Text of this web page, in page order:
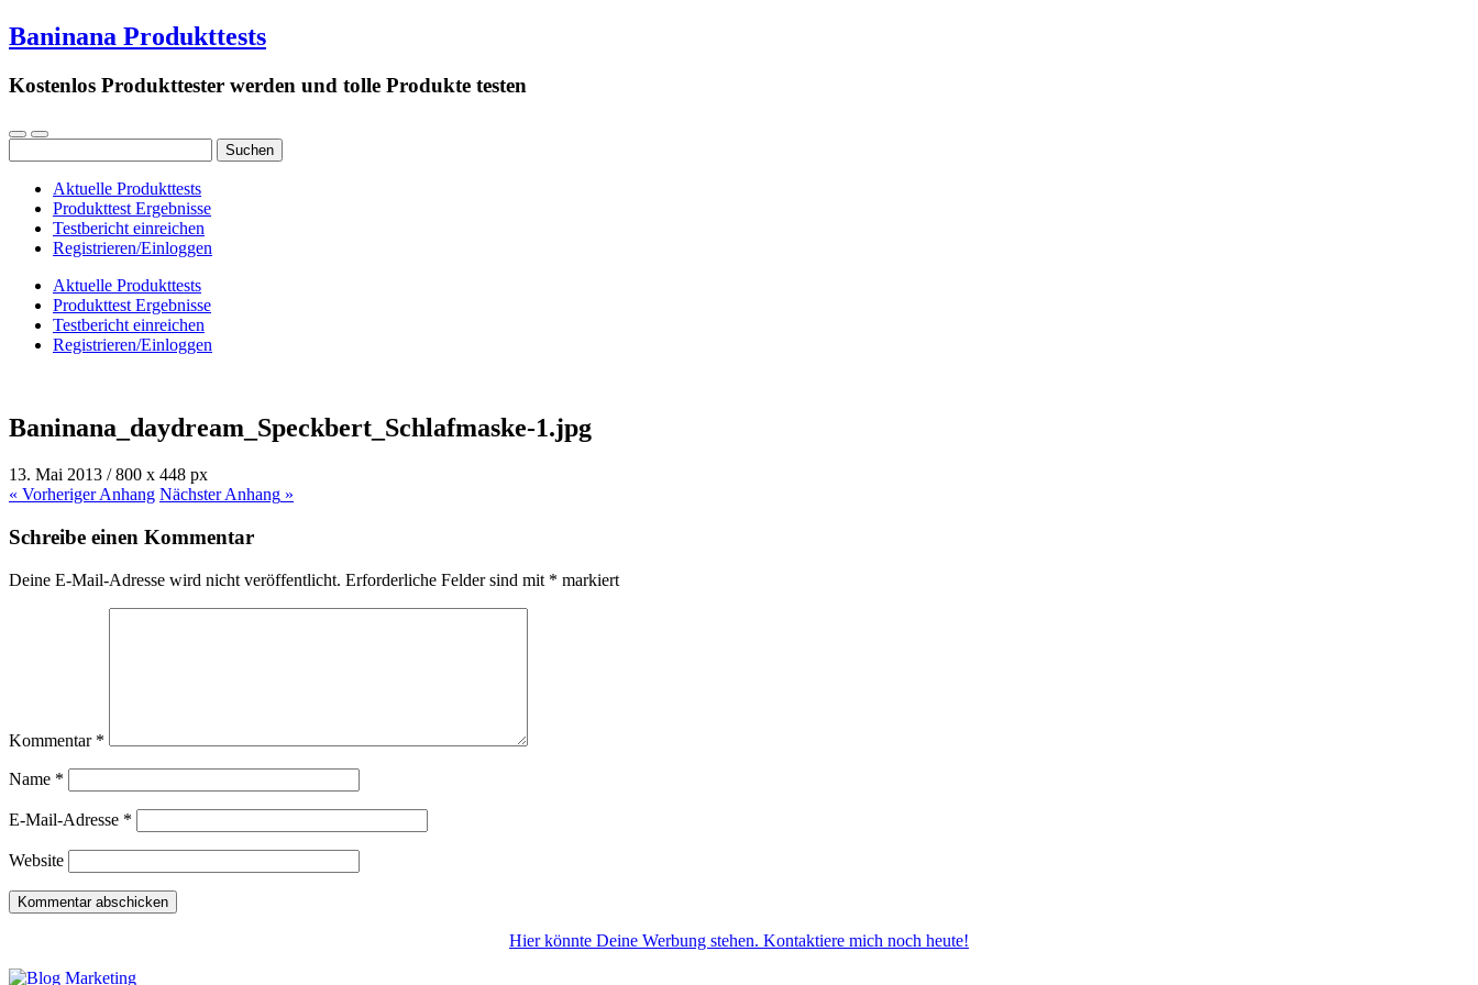
Baninana Produkttests
Kostenlos Produkttester werden und tolle Produkte testen
nach:
Aktuelle Produkttests
Produkttest Ergebnisse
Testbericht einreichen
Registrieren/Einloggen
Aktuelle Produkttests
Produkttest Ergebnisse
Testbericht einreichen
Registrieren/Einloggen
Baninana_daydream_Speckbert_Schlafmaske-1.jpg
13. Mai 2013 /800 x 448 px
« VorherigerAnhang NächsterAnhang »
Schreibe einen Kommentar
Deine E-Mail-Adresse wird nicht veröffentlicht. Erforderliche Felder sind mit * markiert
Kommentar *
Name *
E-Mail-Adresse *
Website
Hier könnte Deine Werbung stehen. Kontaktiere mich noch heute!